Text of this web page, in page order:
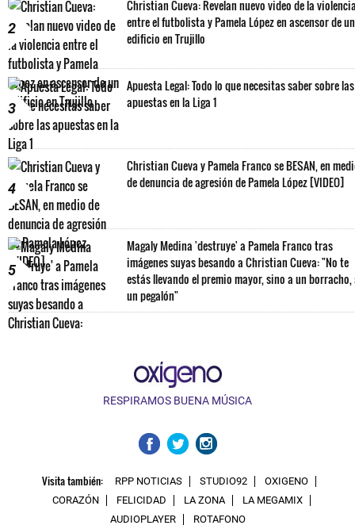
2
Christian Cueva: Revelan nuevo video de la
entre el futbolista y Pamela López en ascensor de un
edificio en Trujillo
3
Apuesta Legal: Todo lo que necesitas saber sobre las
apuestas en la Liga 1
4
Christian Cueva y Pamela Franco se BESAN, en
de denuncia de agresión de Pamela López [VIDEO]
5
Magaly Medina 'destruye' a Pamela Franco tras
imágenes suyas besando a Christian Cueva: "No te
estás llevando el premio mayor, sino a un borracho,
un pegalón"
RESPIRAMOS BUENA MÚSICA
Visita también: RPP NOTICIAS STUDIO92
OXIGENO
CORAZÓN
FELICIDAD LA ZONA
LA MEGAMIX
AUDIOPLAYER
ROTAFONO